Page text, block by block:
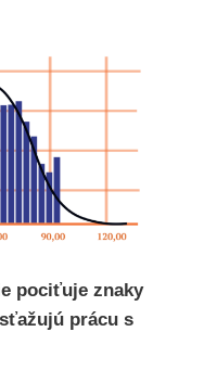
pociťuje znaky
prácu s